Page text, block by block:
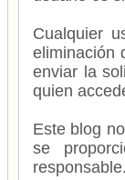
Cualquier
eliminación
enviar la
quien
Este blog
se